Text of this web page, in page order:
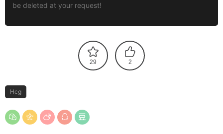
be deleted at your request!
29 2
Hcg